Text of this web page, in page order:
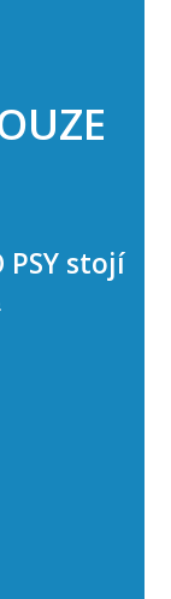
PSY stojí